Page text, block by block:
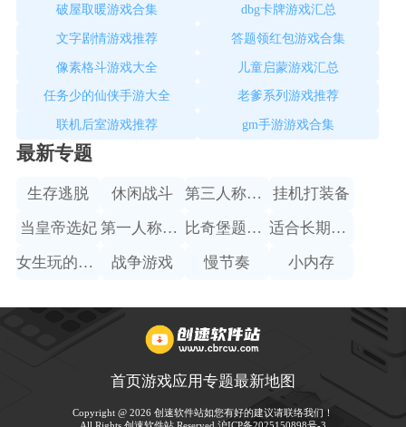
破屋取暖游戏合集
dbg卡牌游戏汇总
文字剧情游戏推荐
答题领红包游戏合集
像素格斗游戏大全
儿童启蒙游戏汇总
任务少的仙侠手游大全
老爹系列游戏推荐
联机后室游戏推荐
gm手游游戏合集
最新专题
生存逃脱 休闲战斗 第三人称赛车 挂机打装备
当皇帝选妃 第一人称射击 比奇堡题材手游 适合长期搬砖的手游
女生玩的跑酷游戏 战争游戏 慢节奏 小内存
首页游戏应用专题最新地图
Copyright @ 2026 创速软件站如您有好的建议请联络我们！